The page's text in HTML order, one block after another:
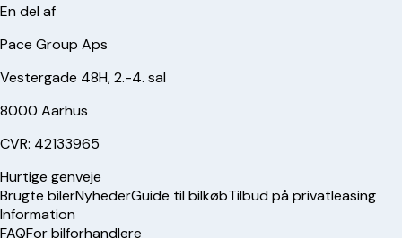
En del af
Pace Group Aps
Vestergade 48H, 2.-4. sal
8000 Aarhus
CVR: 42133965
Hurtige genveje
Brugte bilerNyhederGuide til bilkøbTilbud på privatleasing
Information
FAQFor bilforhandlere